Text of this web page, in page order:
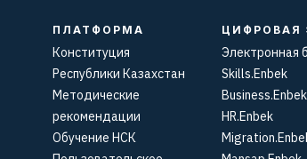
ПЛАТФОРМА
Конституция
Республики Казахстан
Методические
рекомендации
Обучение НСК
ЦИФРОВАЯ
Электронная
Skills.Enbek
Business.Enbek
HR.Enbek